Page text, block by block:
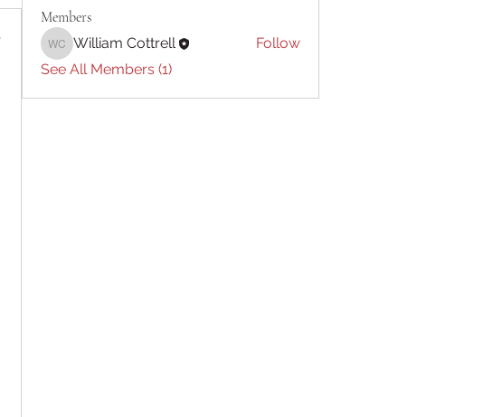
Members
William Cottrell
William Cottrell
Follow
See All Members (1)